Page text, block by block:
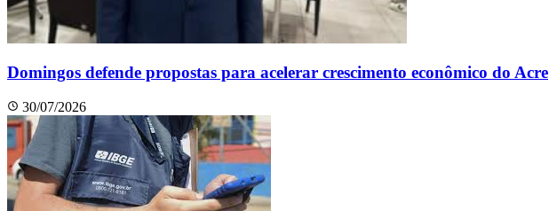
Domingos defende propostas para acelerar crescimento econômico do Acre
30/07/2026